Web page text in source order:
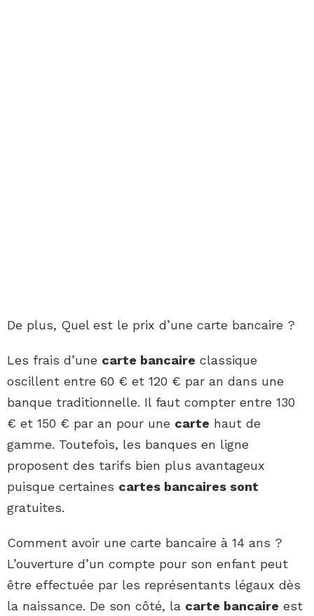
De plus, Quel est le prix d’une carte bancaire ?
Les frais d’une carte bancaire classique
oscillent entre 60 € et 120 € par an dans une
banque traditionnelle. Il faut compter entre 130
€ et 150 € par an pour une carte haut de
gamme. Toutefois, les banques en ligne
proposent des tarifs bien plus avantageux
puisque certaines cartes bancaires sont
gratuites.
Comment avoir une carte bancaire à 14 ans ?
L’ouverture d’un compte pour son enfant peut
être effectuée par les représentants légaux dès
la naissance. De son côté, la carte bancaire est